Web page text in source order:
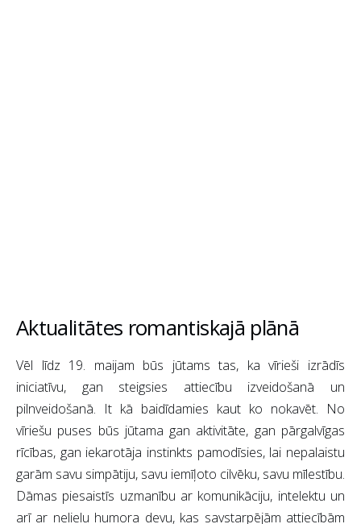
Aktualitātes romantiskajā plānā
Vēl līdz 19. maijam būs jūtams tas, ka vīrieši izrādīs
iniciatīvu, gan steigsies attiecību izveidošanā un
pilnveidošanā. It kā baidīdamies kaut ko nokavēt. No
vīriešu puses būs jūtama gan aktivitāte, gan pārgalvīgas
rīcības, gan iekarotāja instinkts pamodīsies, lai nepalaistu
garām savu simpātiju, savu iemīļoto cilvēku, savu mīlestību.
Dāmas piesaistīs uzmanību ar komunikāciju, intelektu un
arī ar nelielu humora devu, kas savstarpējām attiecībām